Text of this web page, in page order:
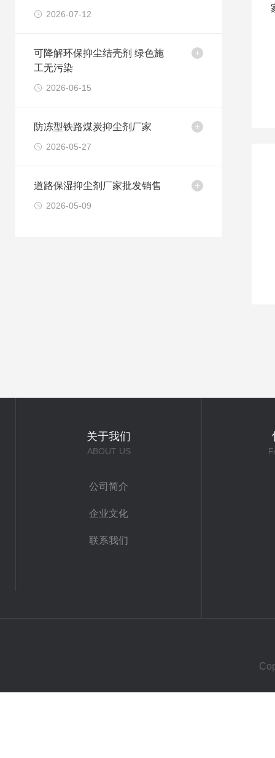
2026-07-12
可降解环保抑尘结壳剂 绿色施
工无污染
2026-06-15
防冻型铁路煤炭抑尘剂厂家
2026-05-27
道路保湿抑尘剂厂家批发销售
2026-05-09
关于我们
ABOUT US
公司简介
企业文化
联系我们